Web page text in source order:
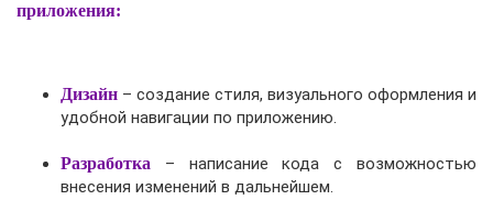
приложения:
Дизайн – создание стиля, визуального оформления и
удобной навигации по приложению.
Разработка – написание кода с возможностью
внесения изменений в дальнейшем.